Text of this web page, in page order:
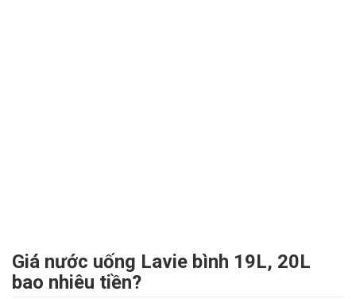
Giá nước uống Lavie bình 19L, 20L
bao nhiêu tiền?